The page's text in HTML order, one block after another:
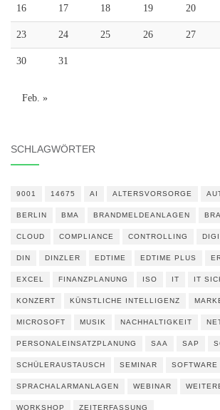
16 17 18 19 20
23 24 25 26 27
30 31
Feb. »
SCHLAGWÖRTER
9001 14675 AI ALTERSVORSORGE
BERLIN BMA BRANDMELDEANLAGEN
CLOUD COMPLIANCE CONTROLLING
DIN DINZLER EDTIME EDTIME PLUS
EXCEL FINANZPLANUNG ISO IT IT
KONZERT KÜNSTLICHE INTELLIGENZ
MICROSOFT MUSIK NACHHALTIGKEIT
PERSONALEINSATZPLANUNG SAA SAP
SCHÜLERAUSTAUSCH SEMINAR SOFTWARE
SPRACHALARMANLAGEN WEBINAR
WORKSHOP ZEITERFASSUNG